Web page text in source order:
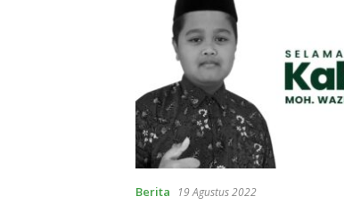
Berita 19 Agustus 2022